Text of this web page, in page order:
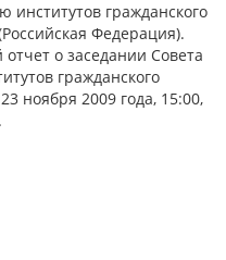
институтов гражданского
Федерация).
о заседании Совета
гражданского
ноября 2009 года, 15:00,